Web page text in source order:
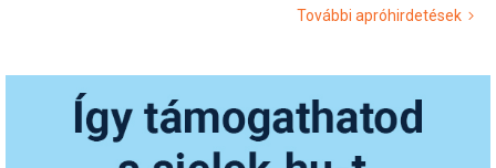
További apróhirdetések